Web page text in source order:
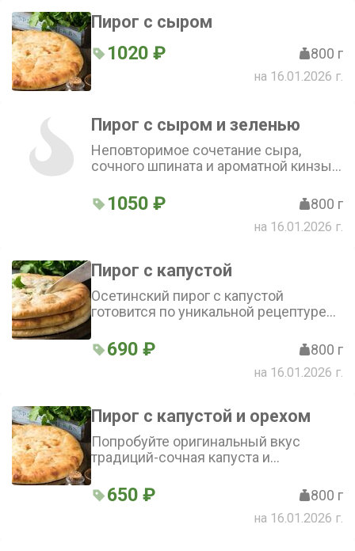
Пирог с сыром
1020 ₽ 800 г
на 16.01.2026 г.
Пирог с сыром и зеленью
Неповторимое сочетание сыра,
сочного шпината и ароматной кинзы.
осетинской кухни
1050 ₽ 800 г
на 16.01.2026 г.
Пирог с капустой
Осетинский пирог с капустой
готовится по уникальной рецептуре
690 ₽ 800 г
на 16.01.2026 г.
Пирог с капустой и орехом
Попробуйте оригинальный вкус
традиций-сочная капуста и
650 ₽ 800 г
на 16.01.2026 г.